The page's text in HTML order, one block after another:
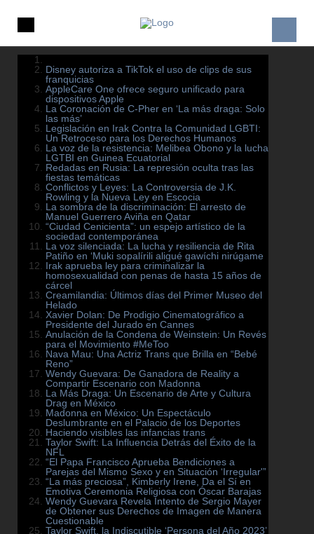
Disney autoriza a TikTok el uso de clips de sus
franquicias
AppleCare One ofrece seguro unificado para
dispositivos Apple
La Coronación de C-Pher en ‘La más draga: Solo
las más’
Legislación en Irak Contra la Comunidad LGBTI:
Un Retroceso para los Derechos Humanos
La voz de la resistencia: Melibea Obono y la lucha
LGTBI en Guinea Ecuatorial
Redadas en Rusia: La represión oculta tras las
fiestas temáticas
Conflictos y Leyes: La Controversia de J.K.
Rowling y la Nueva Ley en Escocia
La sombra de la discriminación: El arresto de
Manuel Guerrero Aviña en Qatar
“Ciudad Cenicienta”: un espejo artístico de la
sociedad contemporánea
La voz silenciada: La lucha y resiliencia de Rita
Patiño en ‘Muki sopalírili aligué gawíchi nirúgame
Irak aprueba ley para criminalizar la
homosexualidad con penas de hasta 15 años de
cárcel
Creamilandia: Últimos días del Primer Museo del
Helado
Xavier Dolan: De Prodigio Cinematográfico a
Presidente del Jurado en Cannes
Anulación de la Condena de Weinstein: Un Revés
para el Movimiento #MeToo
Nava Mau: Una Actriz Trans que Brilla en “Bebé
Reno”
Wendy Guevara: De Ganadora de Reality a
Compartir Escenario con Madonna
La Más Draga: Un Escenario de Arte y Cultura
Drag en México
Madonna en México: Un Espectáculo
Deslumbrante en el Palacio de los Deportes
Haciendo visibles las infancias trans
Taylor Swift: La Influencia Detrás del Éxito de la
NFL
“El Papa Francisco Aprueba Bendiciones a
Parejas del Mismo Sexo y en Situación ‘Irregular'”
“La más preciosa”, Kimberly Irene, Da el Sí en
Emotiva Ceremonia Religiosa con Óscar Barajas
Wendy Guevara Revela Intento de Sergio Mayer
de Obtener sus Derechos de Imagen de Manera
Cuestionable
Taylor Swift, la Indiscutible ‘Persona del Año 2023’